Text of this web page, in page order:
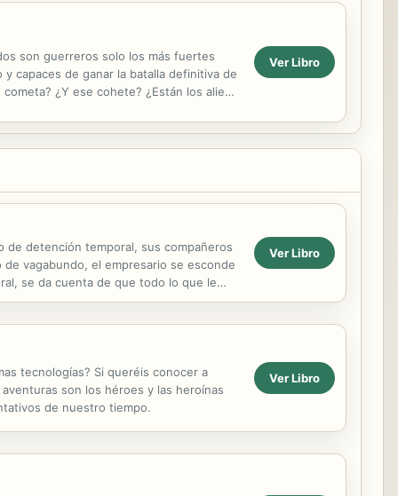
son guerreros solo los más fuertes
capaces de ganar la batalla definitiva de
¿Y ese cohete? ¿Están los aliens
Ver Libro
detención temporal, sus compañeros
vagabundo, el empresario se esconde
se da cuenta de que todo lo que le
Ver Libro
tecnologías? Si queréis conocer a
son los héroes y las heroínas
de nuestro tiempo.
Ver Libro